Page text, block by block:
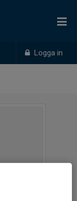
Logga in